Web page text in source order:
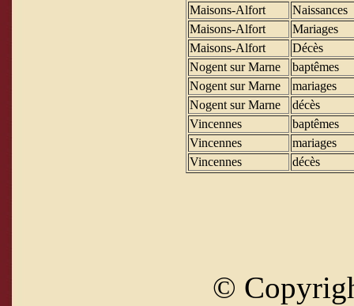
Maisons-Alfort
Naissances
Maisons-Alfort
Mariages
Maisons-Alfort
Décès
Nogent sur Marne
baptêmes
Nogent sur Marne
mariages
Nogent sur Marne
décès
Vincennes
baptêmes
Vincennes
mariages
Vincennes
décès
©